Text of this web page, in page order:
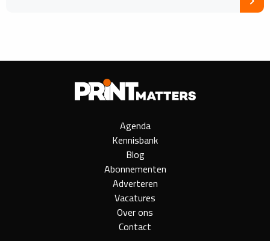
Agenda
Kennisbank
Blog
Abonnementen
Adverteren
Vacatures
Over ons
Contact